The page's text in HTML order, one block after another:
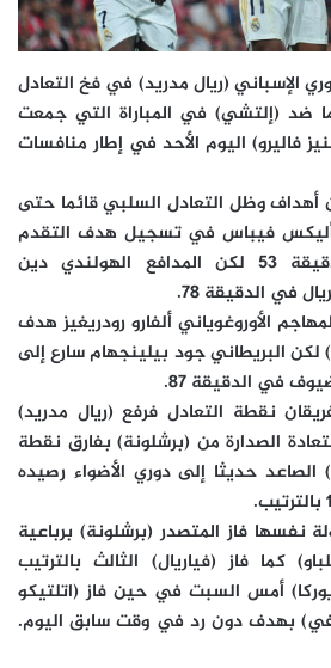
الإسباني (ريال مدريد) في فخ التعادل
ضد (إلتشي) في المباراة التي جمعت
فاليرو) اليوم الأحد في إطار منافسات
أهداف وظل التعادل السلبي قائما حتى
نجح أليكس فيباس في تسجيل هدف التقدم
لأصحاب الأرض في الدقيقة 53 لكن المدافع الهولندي دين
في الدقيقة 78.
84 سجل المهاجم الأوروغوياني ألفارو رودريغيز هدف
البريطاني جود بيلينجهام سارع إلى
في الدقيقة 87.
نقطة التعادل فرفع (ريال مدريد)
نقطة لاستعادة الصدارة من (برشلونة) بفارق نقطة
حديثا إلى دوري الأضواء رصيده
نفسها فاز المتصدر (برشلونة) برباعية
كما فاز (فياريال) الثالث بالترتيب
أمس السبت في حين فاز (اتلتيكو
بهدف دون رد في وقت سابق اليوم.